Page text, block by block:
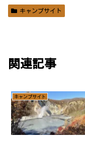
キャンプサイト
関連記事
キャンプサイト